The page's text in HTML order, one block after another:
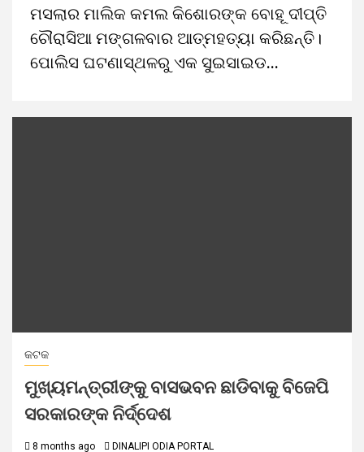
ମସଲାର ମାଲିକ କମଲ କିଶୋରଙ୍କ ବୋହୂ ଦୀପ୍ତି
ଚୌରାସିଆ ମଙ୍ଗଳବାର ଆତ୍ମହତ୍ୟା କରିଛନ୍ତି।
ପୋଲିସ ଘଟଣାସ୍ଥଳରୁ ଏକ ସୁଇସାଇଡ...
କଟକ
ମୁଖ୍ୟମନ୍ତ୍ରୀଙ୍କୁ ବାସଭବନ ଛାଡିବାକୁ ବିଜେପି
ସରକାରଙ୍କ ନିର୍ଦ୍ଦେଶ
8 months ago DINALIPI ODIA PORTAL